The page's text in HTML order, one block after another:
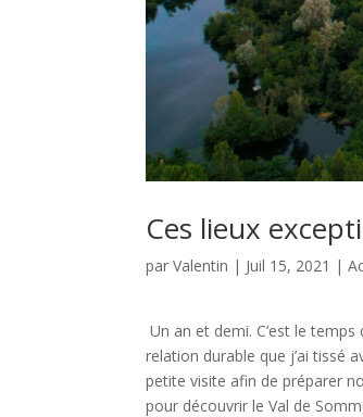
Ces lieux
parValentin | Juil 15, 2021 |
Un an et demi. C’est le
relation durable que j’ai tissé
petite visite afin de préparer
pour découvrir le Val de